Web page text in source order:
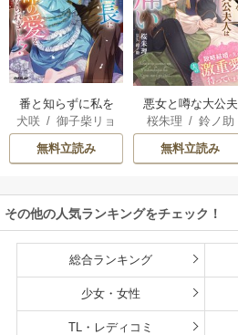
番と知らずに私を
買った純愛こじら
せ騎士団長に運命
の愛を捧げられま
犬咲 /御子柴リョ
ウ
無料立読み
悪女と噂な大公夫
人は今日も胃が痛
い～政略結婚の先
には夫の激重愛が
桜朱理 / 鈴ノ助
無料立読み
その他の人気ランキングをチェック！
総合ランキング
少女・女性
TL・レディコミ